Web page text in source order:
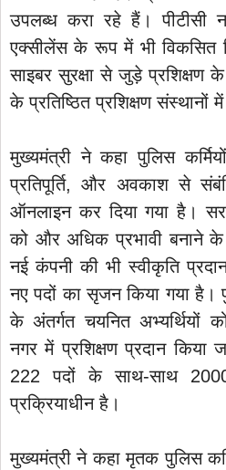
उपलब्ध करा रहे हैं।
एक्सीलेंस के रूप में भी विकसित
साइबर सुरक्षा से जुड़े प्रशिक्षण
के प्रतिष्ठित प्रशिक्षण संस्थानों
मुख्यमंत्री ने कहा पुलिस
प्रतिपूर्ति, और अवकाश से
ऑनलाइन कर दिया गया है।
को और अधिक प्रभावी बनाने
नई कंपनी की भी स्वीकृति
नए पदों का सृजन किया गया है।
के अंतर्गत चयनित अभ्यर्थियों
नगर में प्रशिक्षण प्रदान किया
222 पदों के साथ-साथ 2000
प्रक्रियाधीन है।
मुख्यमंत्री ने कहा मृतक पुलिस